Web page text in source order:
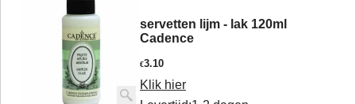
servetten lijm - lak 120ml
Cadence
€3.10
Klik hier